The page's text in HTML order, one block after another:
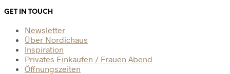
GET IN TOUCH
Newsletter
Über Nordichaus
Inspiration
Privates Einkaufen / Frauen Abend
Öffnungszeiten